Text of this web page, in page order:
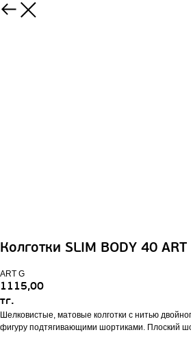
Колготки SLIM BODY 40 ART
ART G
1115,00
тг.
Шелковистые, матовые колготки с нитью
фигуру подтягивающими шортиками. Плоский